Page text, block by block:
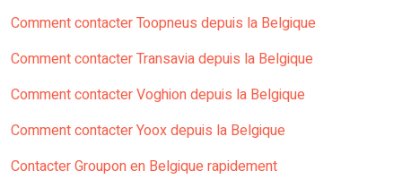
Comment contacter Toopneus depuis la Belgique
Comment contacter Transavia depuis la Belgique
Comment contacter Voghion depuis la Belgique
Comment contacter Yoox depuis la Belgique
Contacter Groupon en Belgique rapidement